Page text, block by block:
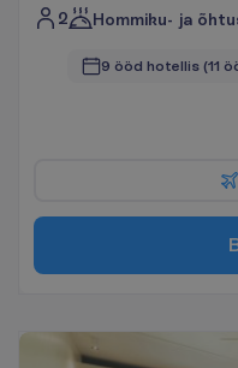
2 Hommiku- ja
9 ööd hotellis (11